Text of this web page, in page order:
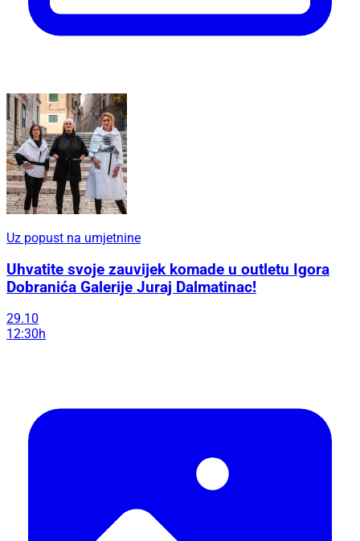
Uz popust na umjetnine
Uhvatite svoje zauvijek komade u outletu Igora
Dobranića Galerije Juraj Dalmatinac!
29.10
12:30h